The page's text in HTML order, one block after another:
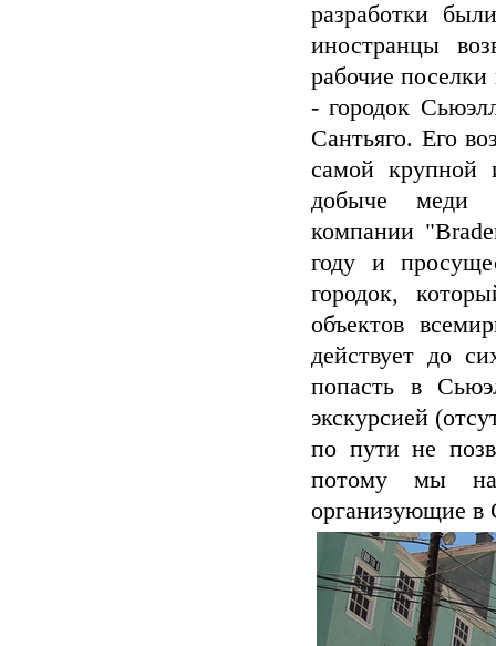
разработки
иностранцы
рабочие
- городок
Сантьяго. Его
самой крупной
добыче меди
компании
году и
городок,
объектов
действует до
попасть в
экскурсией
по пути не
потому мы
организующие в